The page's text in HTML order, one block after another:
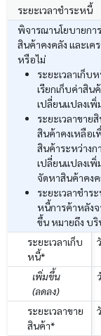
ระยะเวลาชำระหนี้
พิจารณานโยบายกา
สินค้าคงคลัง และเค
หรือไม่
ระยะเวลาเก็
เรียกเก็บค่าสิน
เปลี่ยนแปลงเพิ่
ระยะเวลาขา
สินค้าคงเหลือ
สินค้าระหว่างก
เปลี่ยนแปลงเพิ่
จัดหาสินค้าคง
ระยะเวลาชำร
หนี้การค้าหลังจ
ขึ้น หมายถึง บ
ระยะเวลาเก็บ
หนี้*
เพิ่มขึ้น
(ลดลง)
ระยะเวลาขาย
สินค้า*